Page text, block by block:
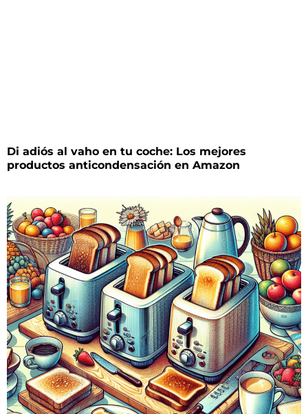
Di adiós al vaho en tu coche: Los mejores
productos anticondensación en Amazon